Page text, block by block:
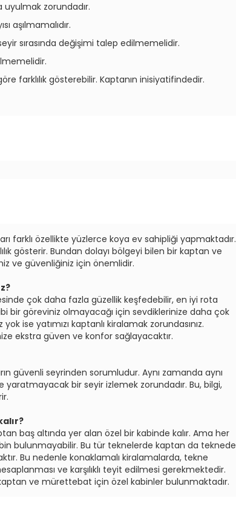
uyulmak zorundadır.
aşılmamalıdır.
sırasında değişimi talep edilmemelidir.
farklılık gösterebilir. Kaptanın inisiyatifindedir.
farklı özellikte yüzlerce koya ev sahipliği yapmaktadır.
gösterir. Bundan dolayı bölgeyi bilen bir kaptan ve
ve güvenliğiniz için önemlidir.
çok daha fazla güzellik keşfedebilir, en iyi rota
bir göreviniz olmayacağı için sevdiklerinize daha çok
ise yatımızı kaptanlı kiralamak zorundasınız.
ekstra güven ve konfor sağlayacaktır.
güvenli seyrinden sorumludur. Aynı zamanda aynı
bir seyir izlemek zorundadır. Bu, bilgi,
baş altında yer alan özel bir kabinde kalır. Ama her
bulunmayabilir. Bu tür teknelerde kaptan da teknede
Bu nedenle konaklamalı kiralamalarda, tekne
ve karşılıklı teyit edilmesi gerekmektedir.
ve mürettebat için özel kabinler bulunmaktadır.